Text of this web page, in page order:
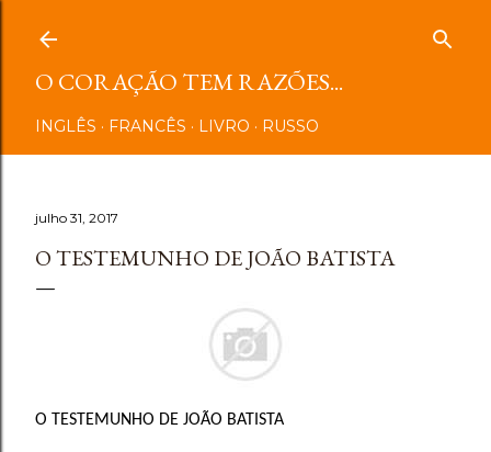
O CORAÇÃO TEM RAZÕES...
INGLÊS FRANCÊS LIVRO RUSSO
julho 31, 2017
O TESTEMUNHO DE JOÃO BATISTA
O TESTEMUNHO DE JOÃO BATISTA